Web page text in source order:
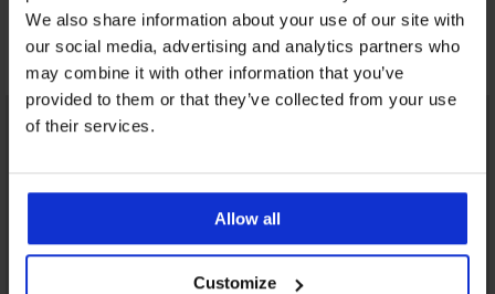
We also share information about your use of our site with
our social media, advertising and analytics partners who
may combine it with other information that you’ve
provided to them or that they’ve collected from your use
of their services.
Allow all
Customize
Ανακαλύψτε παρόμοια κομμάτια